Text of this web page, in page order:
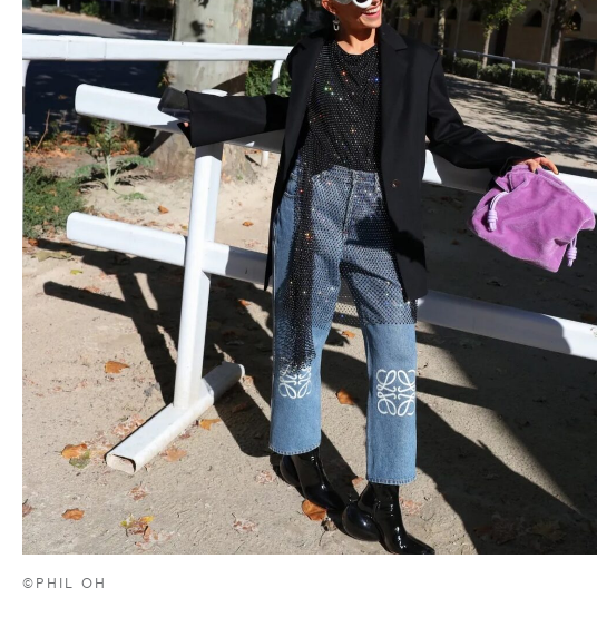
©PHIL OH